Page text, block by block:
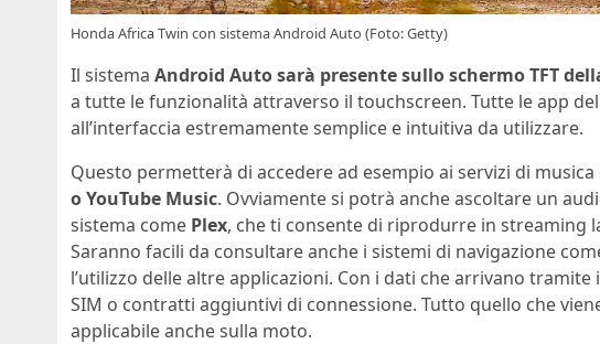
Honda Africa Twin con sistema Android Auto (Foto: Getty)
Il sistema Android Auto sarà presente sullo schermo TFT
a tutte le funzionalità attraverso il touchscreen. Tutte le app
all’interfaccia estremamente semplice e intuitiva da utilizzare.
Questo permetterà di accedere ad esempio ai servizi di
o YouTube Music. Ovviamente si potrà anche ascoltare un
sistema come Plex, che ti consente di riprodurre in streaming
Saranno facili da consultare anche i sistemi di navigazione
l’utilizzo delle altre applicazioni. Con i dati che arrivano
SIM o contratti aggiuntivi di connessione. Tutto quello che
applicabile anche sulla moto.